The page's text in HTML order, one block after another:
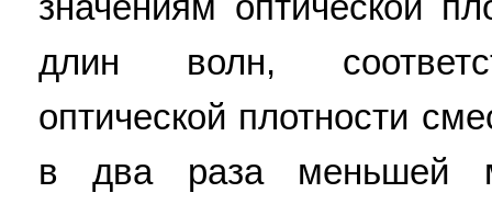
длин волн,
оптической плотности
в два раза меньшей